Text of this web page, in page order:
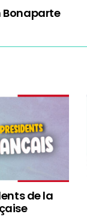
Bonaparte
de la